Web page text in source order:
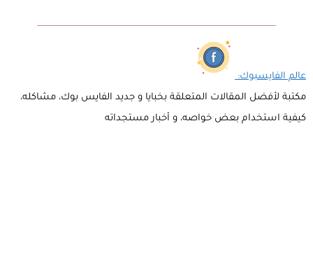
عالم الفايسبوك:
مكتبة لأفضل المقالات المتعلقة بخبايا و جديد الفايس بوك، مشاكله،
كيفية استخدام بعض خواصه، و أخبار مستجداته